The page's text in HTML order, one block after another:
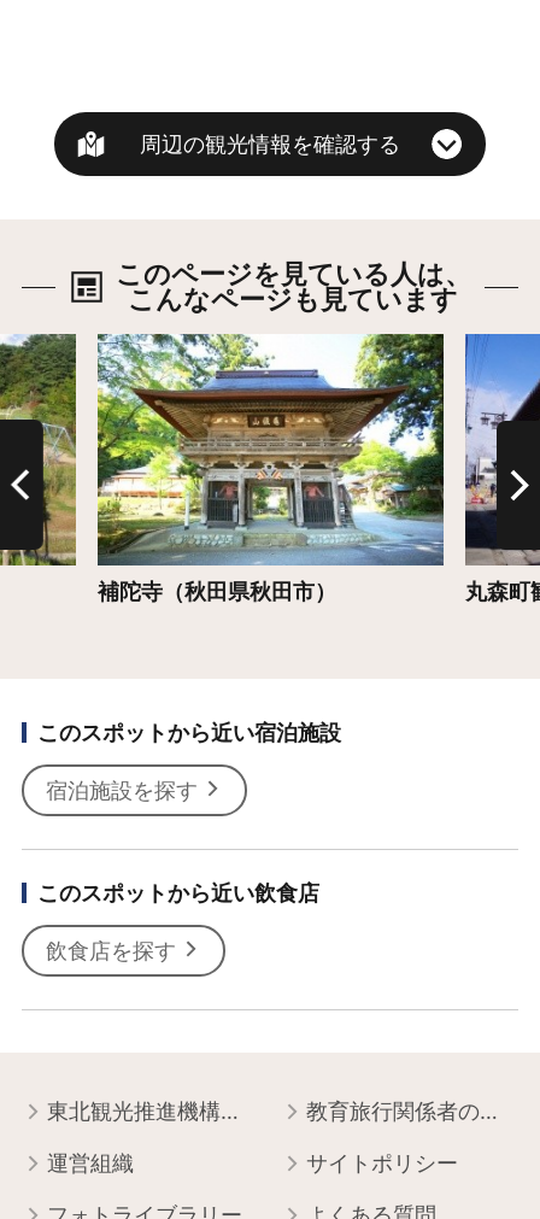
周辺の観光情報を確認する
このページを見ている人は、
こんなページも見ています
補陀寺（秋田県秋田市）
詳細はこちら
丸森町
詳細は
このスポットから近い宿泊施設
宿泊施設を探す
このスポットから近い飲食店
飲食店を探す
東北観光推進機構について 教育旅行関係者の皆様へ
運営組織 サイトポリシー